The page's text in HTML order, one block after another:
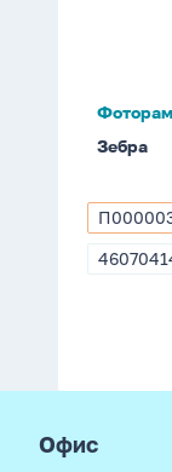
Зебра
Офис